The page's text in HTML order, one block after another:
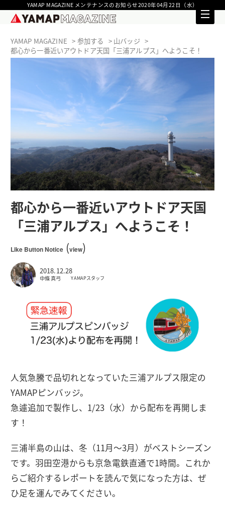
YAMAP MAGAZINE メンテナンスのお知らせ2020年04月22日（水）
YAMAP MAGAZINE 参加する
山バッジ
都心から一番近いアウトドア天国「三浦アルプス」へようこそ！
都心から一番近いアウトドア天国
「三浦アルプス」へようこそ！
Like Button Notice(view)
2018.12.28
中條 真弓 YAMAPスタッフ
人気急騰で品切れとなっていた三浦アルプス限定の
YAMAPピンバッジ。
急遽追加で製作し、1/23（水）から配布を再開しま
す！
三浦半島の山は、冬（11月〜3月）がベストシーズン
です。羽田空港からも京急電鉄直通で1時間。これか
らご紹介するレポートを読んで気になった方は、ぜ
ひ足を運んでみてください。